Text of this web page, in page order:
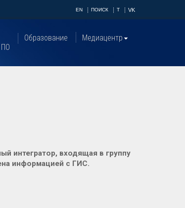
EN ПОИСК T VK
Образование Медиацентр
интегратор, входящая в группу
информацией с ГИС.